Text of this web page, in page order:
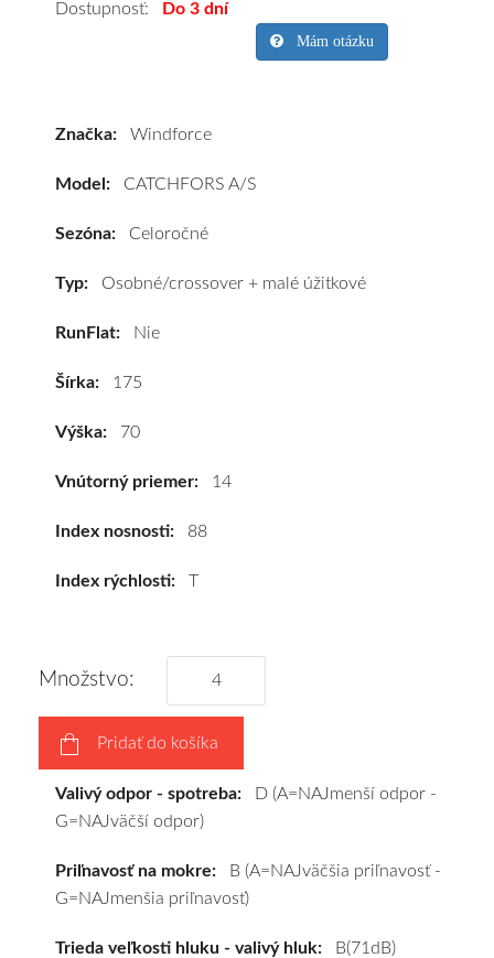
CATCHFORS
R14
(XL)*
vám
obujeme
výberu
a
pošleme
zadarmo.
Dostupnosť: Do 3 dní
Mám otázku
Značka: Windforce
Model: CATCHFORS A/S
Sezóna: Celoročné
Typ: Osobné/crossover + malé úžitkové
RunFlat: Nie
Šírka: 175
Výška: 70
Vnútorný priemer: 14
Index nosnosti: 88
Index rýchlosti: T
Množstvo:
Pridať do košíka
Valivý odpor - spotreba: D (A=NAJmenší odpor -
G=NAJväčší odpor)
Priľnavosť na mokre: B (A=NAJväčšia priľnavosť -
G=NAJmenšia priľnavosť)
Trieda veľkosti hluku - valivý hluk: B(71dB)